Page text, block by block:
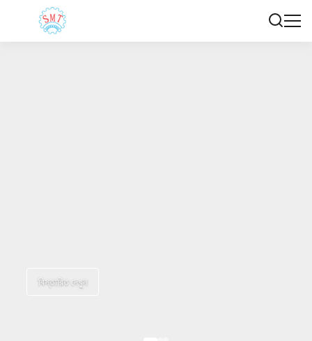
বিস্তারিত দেখুন